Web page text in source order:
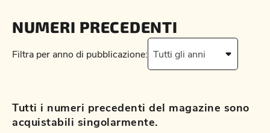
NUMERI PRECEDENTI
Filtra per anno di pubblicazione: Tutti gli anni
Tutti i numeri precedenti del magazine sono
acquistabili singolarmente.